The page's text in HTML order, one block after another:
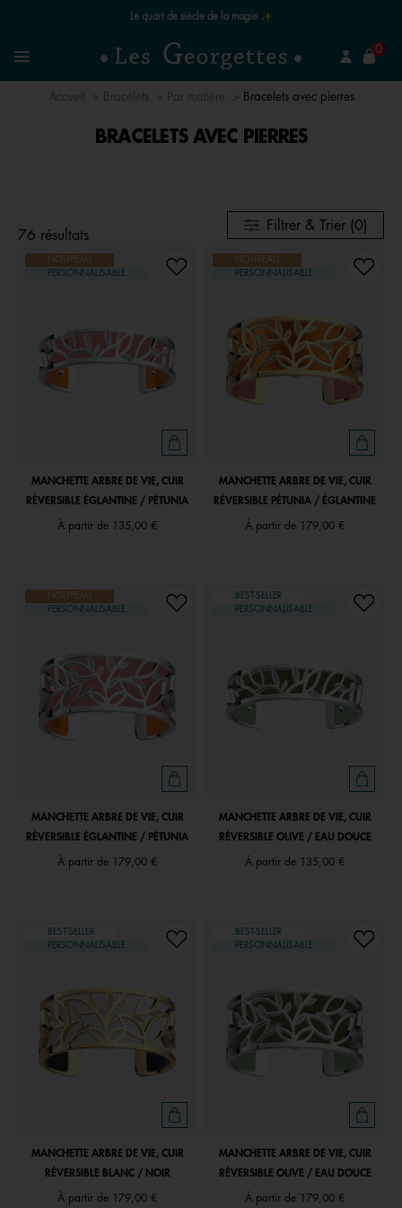
Le quart de siècle de la magie ✨
MenuRecherchez un bijou
0
Bracelets avec pierres
BRACELETS AVEC PIERRES
76 résultats
Filtrer & Trier (0)
NOUVEAU
PERSONNALISABLE
MANCHETTE ARBRE DE VIE, CUIR
RÉVERSIBLE ÉGLANTINE / PÉTUNIA
À partir de 135,00 €
NOUVEAU
PERSONNALISABLE
MANCHETTE ARBRE DE VIE, CUIR
RÉVERSIBLE PÉTUNIA / ÉGLANTINE
À partir de 179,00 €
NOUVEAU
PERSONNALISABLE
MANCHETTE ARBRE DE VIE, CUIR
RÉVERSIBLE ÉGLANTINE / PÉTUNIA
À partir de 179,00 €
BEST-SELLER
PERSONNALISABLE
MANCHETTE ARBRE DE VIE, CUIR
RÉVERSIBLE OLIVE / EAU DOUCE
À partir de 135,00 €
BEST-SELLER
PERSONNALISABLE
MANCHETTE ARBRE DE VIE, CUIR
RÉVERSIBLE BLANC / NOIR
À partir de 179,00 €
BEST-SELLER
PERSONNALISABLE
MANCHETTE ARBRE DE VIE, CUIR
RÉVERSIBLE OLIVE / EAU DOUCE
À partir de 179,00 €